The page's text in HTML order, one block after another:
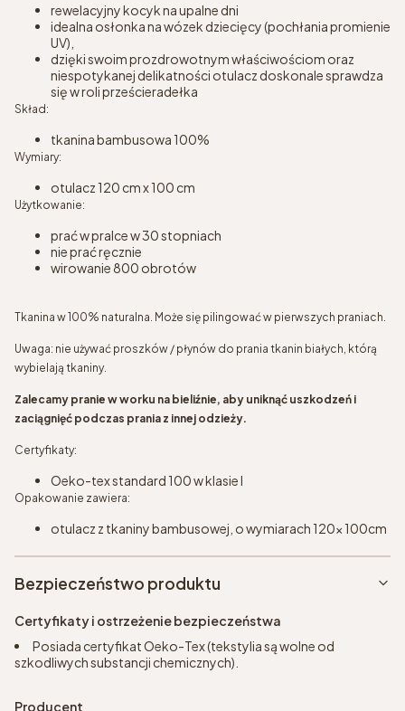
rewelacyjny kocyk na upalne dni
idealna osłonka na wózek dziecięcy (pochłania promienie
UV),
dzięki swoim prozdrowotnym właściwościom oraz
niespotykanej delikatności otulacz doskonale sprawdza
się w roli prześcieradełka
Skład:
tkanina bambusowa 100%
Wymiary:
otulacz 120 cm x 100 cm
Użytkowanie:
prać w pralce w 30 stopniach
nie prać ręcznie
wirowanie 800 obrotów
Tkanina w 100% naturalna. Może się pilingować w pierwszych praniach.
Uwaga: nie używać proszków / płynów do prania tkanin białych, którą
wybielają tkaniny.
Zalecamy pranie w worku na bieliźnie, aby uniknąć uszkodzeń i
zaciągnięć podczas prania z innej odzieży.
Certyfikaty:
Oeko-tex standard 100 w klasie I
Opakowanie zawiera:
otulacz z tkaniny bambusowej, o wymiarach 120x 100cm
Bezpieczeństwo produktu
Certyfikaty i ostrzeżenie bezpieczeństwa
Posiada certyfikat Oeko-Tex (tekstylia są wolne od
szkodliwych substancji chemicznych).
Producent